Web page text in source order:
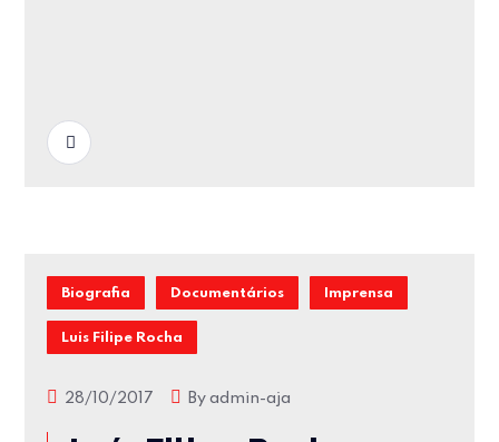
Biografia Documentários Imprensa
Luis Filipe Rocha
28/10/2017 Byadmin-aja